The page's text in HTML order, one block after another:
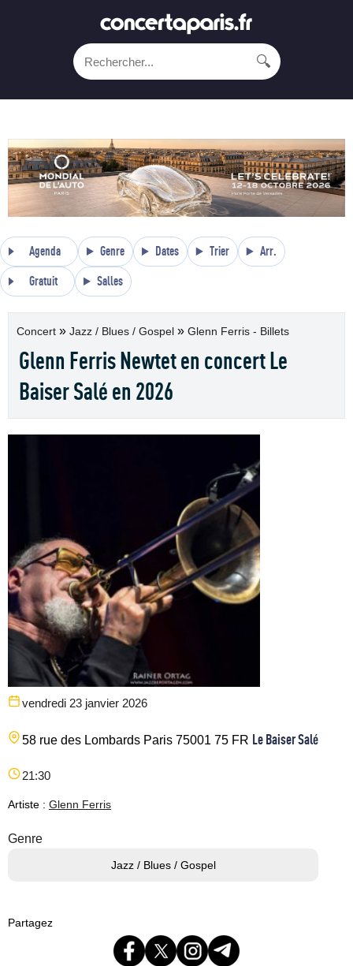
🔍
Agenda Genre Dates Trier Arr.
Gratuit Salles
Concert » Jazz / Blues / Gospel » Glenn Ferris - Billets
Glenn Ferris Newtet en concert Le
Baiser Salé en 2026
vendredi 23 janvier 2026
58 rue des Lombards Paris 75001 75 FR Le Baiser Salé
21:30
Artiste : Glenn Ferris
Genre
Jazz / Blues / Gospel
Partagez